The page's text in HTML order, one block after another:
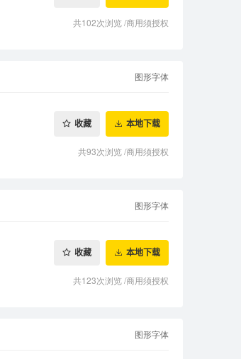
共102次浏览/商用须授权
图形字体
收藏 本地下载
共93次浏览/商用须授权
图形字体
收藏 本地下载
共123次浏览/商用须授权
图形字体